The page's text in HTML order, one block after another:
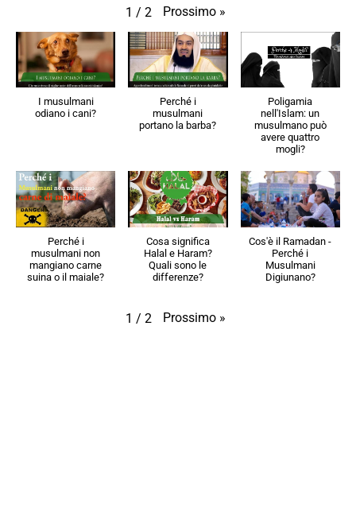
1 / 2 Prossimo »
I musulmani
odiano i cani?
Perché i
musulmani
portano la barba?
Poligamia
nell'Islam: un
musulmano può
avere quattro
mogli?
Perché i
musulmani non
mangiano carne
suina o il maiale?
Cosa significa
Halal e Haram?
Quali sono le
differenze?
Cos'è il Ramadan -
Perché i
Musulmani
Digiunano?
1 / 2 Prossimo »